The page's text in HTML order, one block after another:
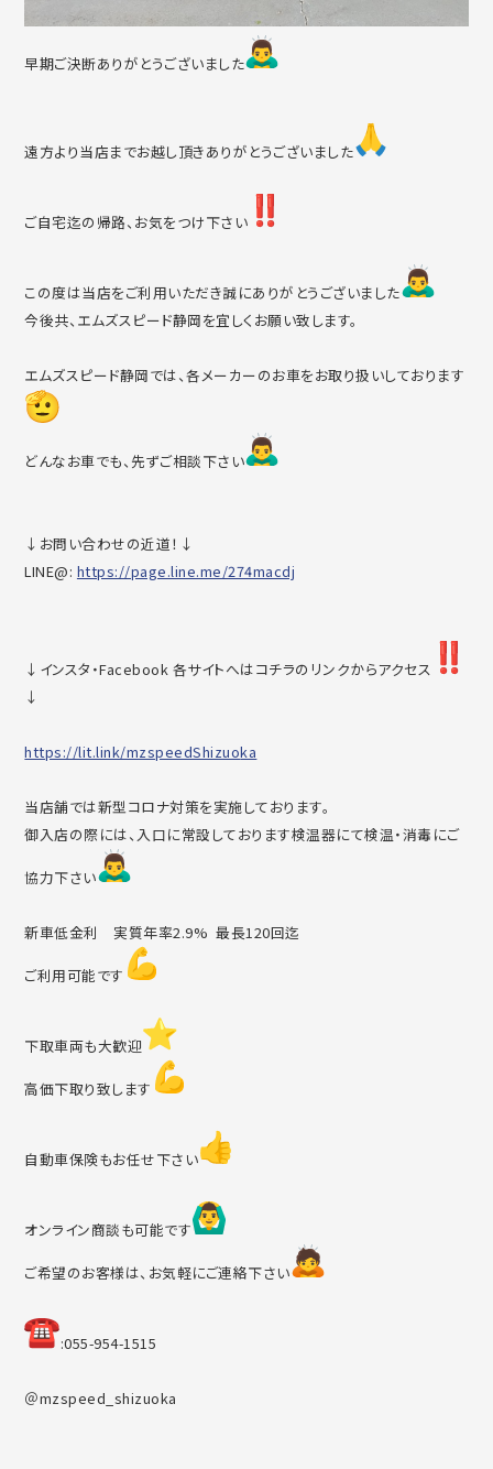
早期ご決断ありがとうございました
遠方より当店までお越し頂きありがとうございました
ご自宅迄の帰路、お気をつけ下さい
この度は当店をご利用いただき誠にありがとうございました
今後共、エムズスピード静岡を宜しくお願い致します。
エムズスピード静岡では、各メーカーのお車をお取り扱いしており ます
どんなお車でも、先ずご相談下さい
↓お問い合わせの近道！↓
LINE@: https://page.line.me/274macdj
↓インスタ・Facebook 各サイトへはコチラのリンクからアクセス
↓
https://lit.link/mzspeedShizuoka
当店舗では新型コロナ対策を実施しております。
御入店の際には、入口に常設しております検温器にて検温・消毒にご
協力下さい
新車低金利 実質年率2.9% 最長120回迄
ご利用可能です
下取車両も大歓迎
高価下取り致します
自動車保険もお任せ下さい
オンライン商談も可能です
ご希望のお客様は、お気軽にご連絡下さい
︎:055-954-1515
＠mzspeed_shizuoka